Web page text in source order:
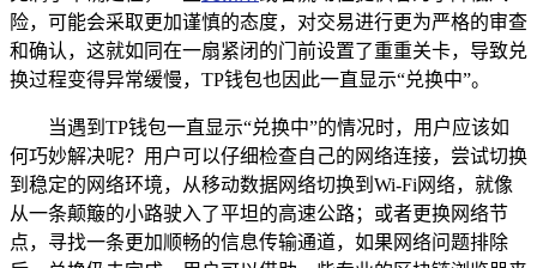
险，可能会采取更加谨慎的态度，对交易进行更为严格的审查
和确认，这就如同在一扇紧闭的门前设置了重重关卡，导致兑
换过程变得异常缓慢，TP钱包也因此一直显示“兑换中”。
当遇到TP钱包一直显示“兑换中”的情况时，用户应该如
何巧妙解决呢？用户可以仔细检查自己的网络连接，尝试切换
到稳定的网络环境，从移动数据网络切换到Wi-Fi网络，就像
从一条颠簸的小路驶入了平坦的高速公路；或者更换网络节
点，寻找一条更加顺畅的信息传输通道，如果网络问题排除